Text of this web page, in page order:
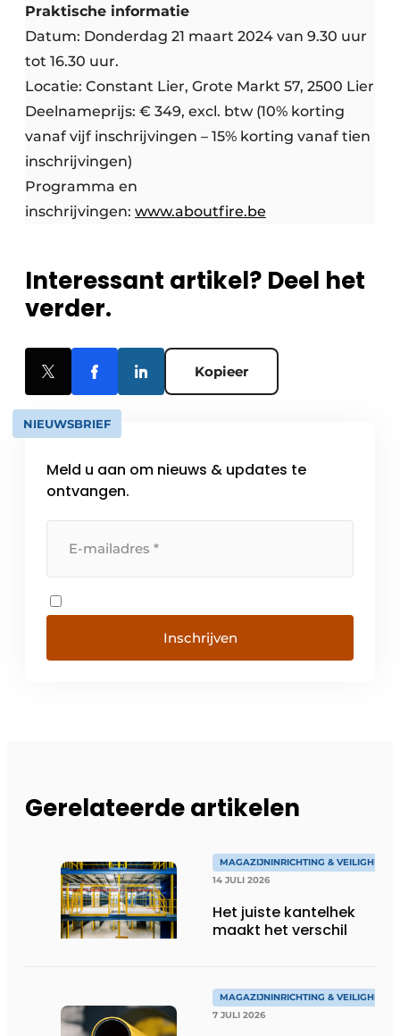
Praktische informatie
Datum: Donderdag 21 maart 2024 van 9.30 uur
tot 16.30 uur.
Locatie: Constant Lier, Grote Markt 57, 2500 Lier
Deelnameprijs: € 349, excl. btw (10% korting
vanaf vijf inschrijvingen – 15% korting vanaf tien
inschrijvingen)
Programma en
inschrijvingen: www.aboutfire.be
Interessant artikel? Deel het
verder.
Kopieer
NIEUWSBRIEF
Meld u aan om nieuws & updates te
ontvangen.
Inschrijven
Gerelateerde artikelen
MAGAZIJNINRICHTING & VEILIGHEID
14 JULI 2026
Het juiste kantelhek
maakt het verschil
MAGAZIJNINRICHTING & VEILIGHEID
7 JULI 2026